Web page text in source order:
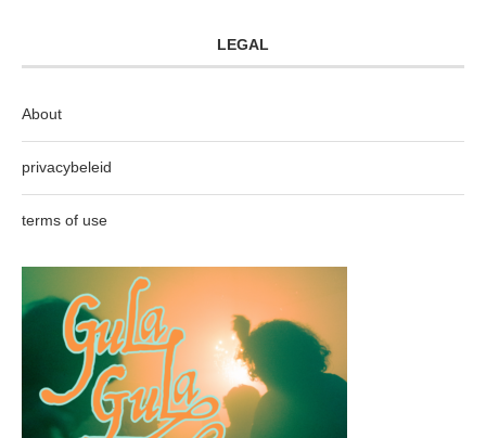
LEGAL
About
privacybeleid
terms of use